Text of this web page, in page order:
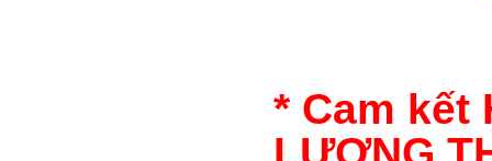
* Cam kết